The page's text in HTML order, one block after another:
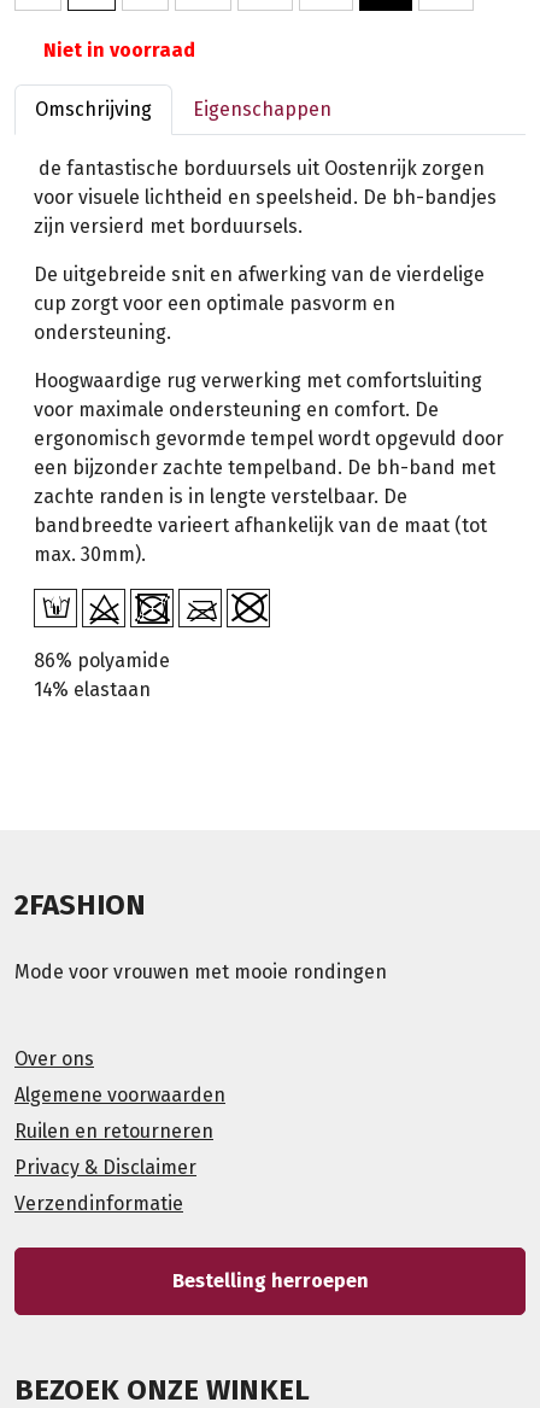
Niet in voorraad
Omschrijving Eigenschappen
de fantastische borduursels uit Oostenrijk zorgen
voor visuele lichtheid en speelsheid. De bh-bandjes
zijn versierd met borduursels.
De uitgebreide snit en afwerking van de vierdelige
cup zorgt voor een optimale pasvorm en
ondersteuning.
Hoogwaardige rug verwerking met comfortsluiting
voor maximale ondersteuning en comfort. De
ergonomisch gevormde tempel wordt opgevuld door
een bijzonder zachte tempelband. De bh-band met
zachte randen is in lengte verstelbaar. De
bandbreedte varieert afhankelijk van de maat (tot
max. 30mm).
86% polyamide
14% elastaan
2FASHION
Mode voor vrouwen met mooie rondingen
Over ons
Algemene voorwaarden
Ruilen en retourneren
Privacy & Disclaimer
Verzendinformatie
Bestelling herroepen
BEZOEK ONZE WINKEL